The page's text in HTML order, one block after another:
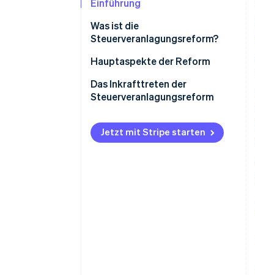
Einführung
Was ist die
Steuerveranlagungsreform?
Hauptaspekte der Reform
Steuerliche Einigung und
präventive Steueruntersuchung
Benachrichtigungen und
Kommunikation über digitale
Adressen
Das Inkrafttreten der
Steuerveranlagungsreform
Jetzt mit Stripe starten